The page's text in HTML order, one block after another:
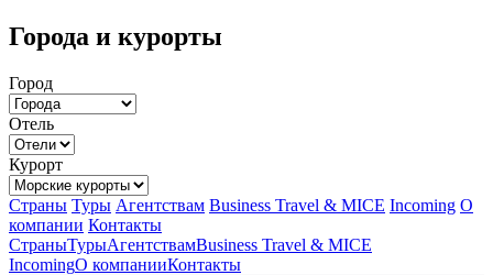
Города и курорты
Город
Отель
Курорт
Страны Туры Агентствам Business Travel & MICE Incoming О
компании Контакты
СтраныТурыАгентствамBusiness Travel & MICE
IncomingО компанииКонтакты